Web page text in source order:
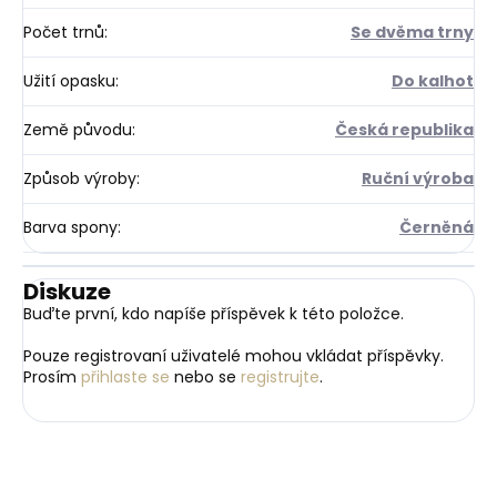
Počet trnů: Se dvěma trny
Užití opasku: Do kalhot
Země původu: Česká republika
Způsob výroby: Ruční výroba
Barva spony: Černěná
Diskuze
Buďte první, kdo napíše příspěvek k této položce.
Pouze registrovaní uživatelé mohou vkládat příspěvky.
Prosím přihlaste se nebo se registrujte.